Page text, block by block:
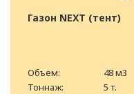
Газон NEXT (тент)
Объем:
48 м3
Тоннаж:
5 т.